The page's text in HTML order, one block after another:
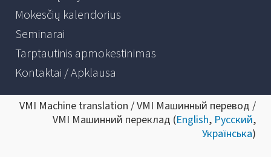
Mokesčių kalendorius
Seminarai
Tarptautinis apmokestinimas
Kontaktai / Apklausa
VMI Machine translation / VMI Машинный перевод /
VMI Машинний переклад (English, Русский,
Українська)